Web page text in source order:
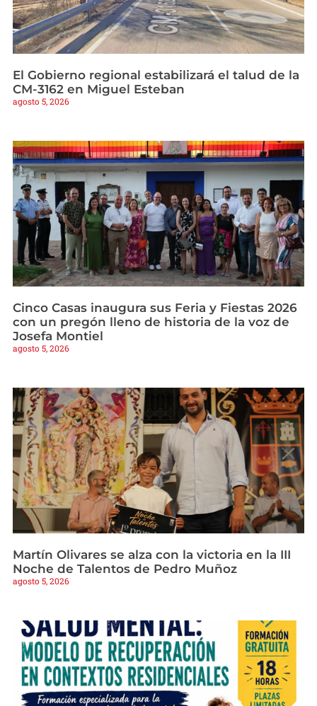
El Gobierno regional estabilizará el talud de la
CM-3162 en Miguel Esteban
agosto 5, 2026
Cinco Casas inaugura sus Feria y Fiestas 2026
con un pregón lleno de historia de la voz de
Josefa Montiel
agosto 5, 2026
Martín Olivares se alza con la victoria en la III
Noche de Talentos de Pedro Muñoz
agosto 5, 2026